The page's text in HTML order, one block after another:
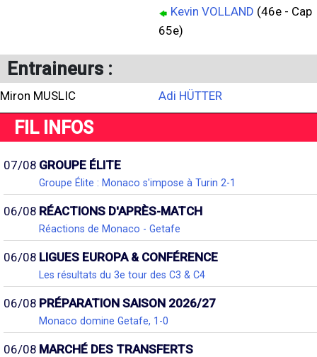
Kevin VOLLAND (46e - Cap
65e)
Entraineurs :
Miron MUSLIC Adi HÜTTER
FIL INFOS
07/08 GROUPE ÉLITE
Groupe Élite : Monaco s'impose à Turin 2-1
06/08 RÉACTIONS D'APRÈS-MATCH
Réactions de Monaco - Getafe
06/08 LIGUES EUROPA & CONFÉRENCE
Les résultats du 3e tour des C3 & C4
06/08 PRÉPARATION SAISON 2026/27
Monaco domine Getafe, 1-0
06/08 MARCHÉ DES TRANSFERTS